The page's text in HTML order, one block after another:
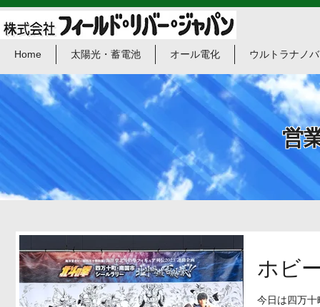
Home 太陽光・蓄電池 オール電化 ウルトラナノ
営
ホビ
今日は四万